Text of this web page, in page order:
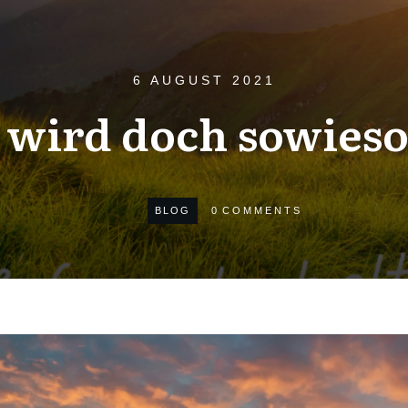
6 AUGUST 2021
wird doch
BLOG 0 COMMENTS